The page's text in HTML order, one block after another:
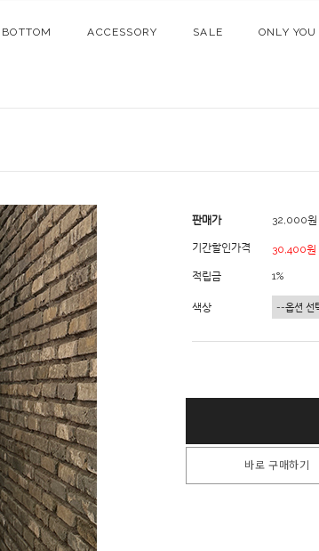
BOTTOM ACCESSORY SALE ONLY YOU
판매가 32,000원
기간할인가격 30,400원
적립금 1%
색상
바로 구매하기